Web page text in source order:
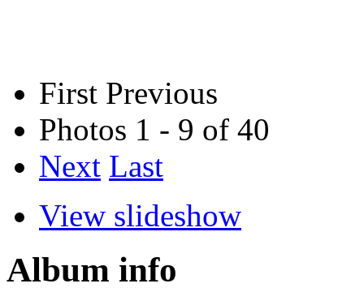
First Previous
Photos 1 - 9 of 40
Next Last
View slideshow
Album info